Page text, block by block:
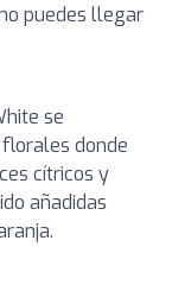
puedes llegar
se
donde
cítricos y
añadidas